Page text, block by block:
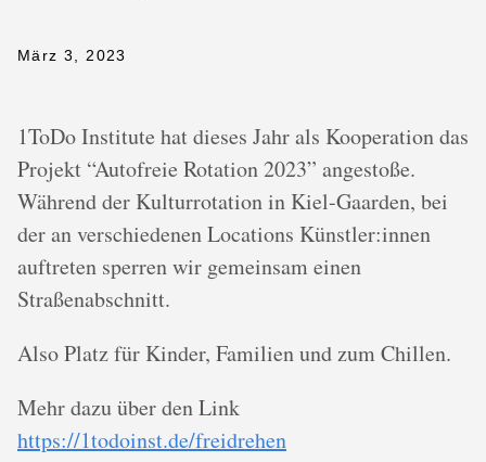
März 3, 2023
1ToDo Institute hat dieses Jahr als Kooperation das
Projekt “Autofreie Rotation 2023” angestoße.
Während der Kulturrotation in Kiel-Gaarden, bei
der an verschiedenen Locations Künstler:innen
auftreten sperren wir gemeinsam einen
Straßenabschnitt.
Also Platz für Kinder, Familien und zum Chillen.
Mehr dazu über den Link
https://1todoinst.de/freidrehen